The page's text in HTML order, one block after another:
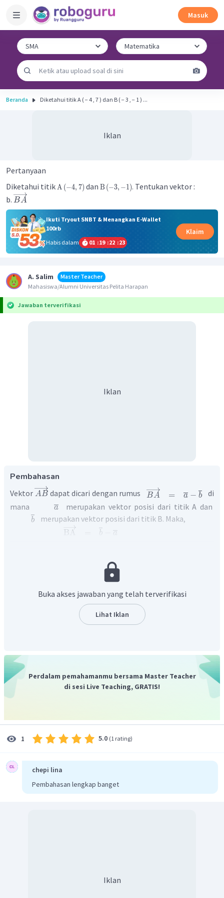
Masuk
Beranda Diketahui titik A ( − 4 , 7 ) dan B ( − 3 , − 1 ) ...
Iklan
Pertanyaan
Diketahui titikA (−4, 7) dan B (−3, −1). Tentukan vektor :
b. BA
Ikuti Tryout SNBT & Menangkan E-Wallet
100rb
Habis dalam
01 :19 :22 :23
Klaim
A. Salim
Master Teacher
Mahasiswa/Alumni Universitas Pelita Harapan
Jawaban terverifikasi
Iklan
Pembahasan
Vektor AB dapat dicari dengan rumus BA = a − b
di
mana
a merupakan vektor posisi dari titik A dan
b
merupakan vektor posisi dari titik B. Maka,
BA
b a
(−1
8 )
Buka akses jawaban yang telah terverifikasi
Lihat Iklan
Perdalam pemahamanmu bersama Master Teacher
di sesi Live Teaching, GRATIS!
1 5.0 (1 rating)
chepi lina
Pembahasan lengkap banget
Iklan